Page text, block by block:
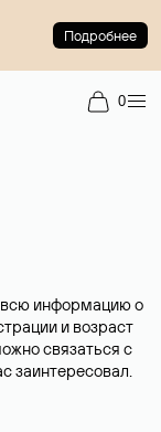
Подробнее
0
всю информацию о
и возраст
связаться с
заинтересовал.